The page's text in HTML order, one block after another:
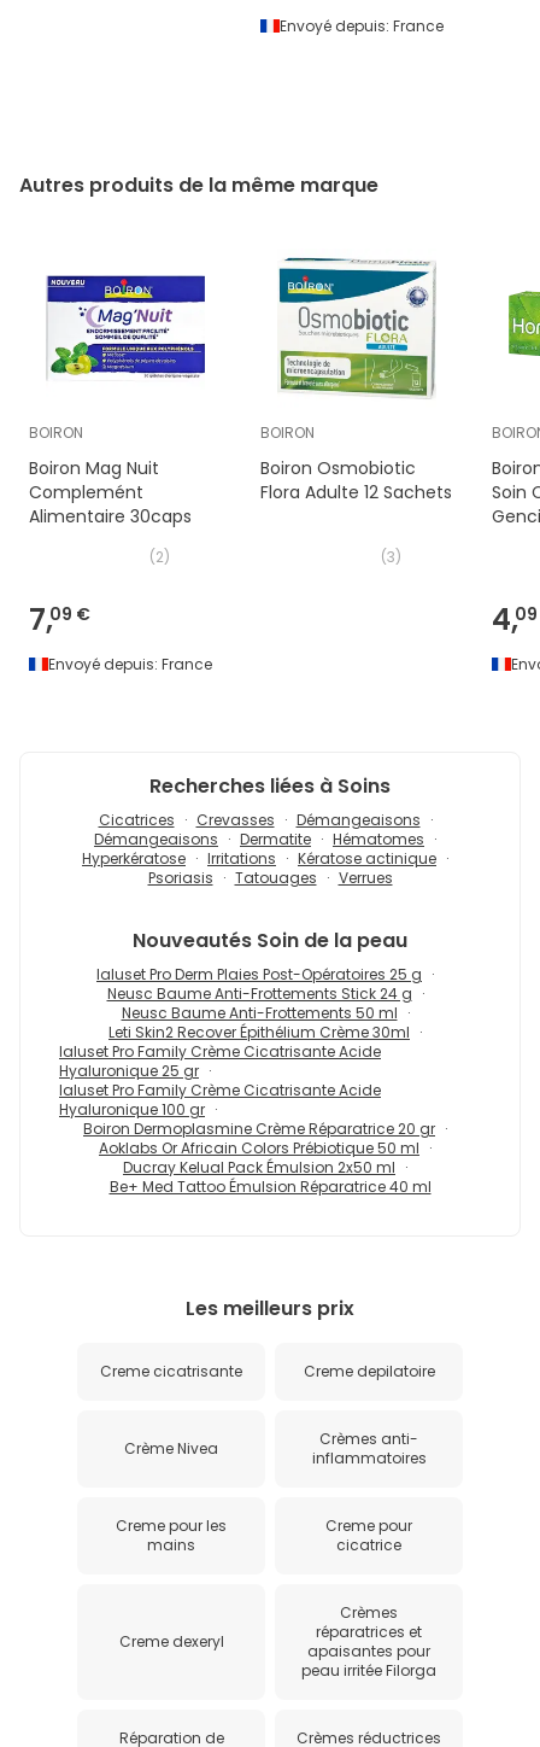
Envoyé depuis: France
Autres produits de la même marque
BOIRON
Boiron Mag Nuit
Complemént
Alimentaire 30caps
(2)
7,09 €
Envoyé depuis: France
BOIRON
Boiron Osmobiotic
Flora Adulte 12 Sachets
(3)
Soin
4,
Recherches liées à Soins
Cicatrices Crevasses
Démangeaisons
Démangeaisons
Dermatite
Hématomes
Hyperkératose
Irritations
Kératose actinique
Psoriasis
Tatouages Verrues
Nouveautés Soin de la peau
Ialuset Pro Derm Plaies Post-Opératoires 25 g
Neusc Baume Anti-Frottements Stick 24 g
Neusc Baume Anti-Frottements 50 ml
Leti Skin2 Recover Épithélium Crème 30ml
Ialuset Pro Family Crème Cicatrisante Acide
Hyaluronique 25 gr
Ialuset Pro Family Crème Cicatrisante Acide
Hyaluronique 100 gr
Boiron Dermoplasmine Crème Réparatrice 20 gr
Aoklabs Or Africain Colors Prébiotique 50 ml
Ducray Kelual Pack Émulsion 2x50 ml
Be+ Med Tattoo Émulsion Réparatrice 40 ml
Les meilleurs prix
Creme cicatrisante Creme depilatoire
Crème Nivea
Crèmes anti-
inflammatoires
Creme pour les
mains
Creme pour
cicatrice
Creme dexeryl
Crèmes
réparatrices et
apaisantes pour
peau irritée Filorga
Réparation de
Crèmes réductrices